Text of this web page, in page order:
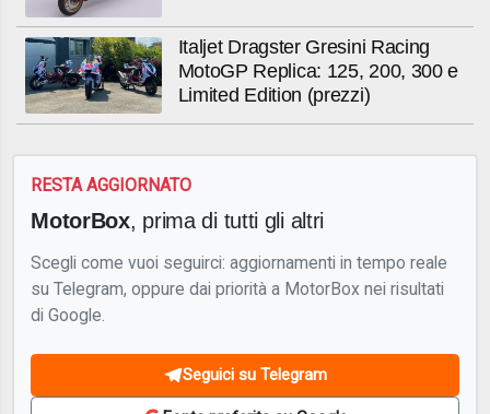
Italjet Dragster Gresini Racing
MotoGP Replica: 125, 200, 300 e
Limited Edition (prezzi)
RESTA AGGIORNATO
MotorBox, prima di tutti gli altri
Scegli come vuoi seguirci: aggiornamenti in tempo reale
su Telegram, oppure dai priorità a MotorBox nei risultati
di Google.
Seguici su Telegram